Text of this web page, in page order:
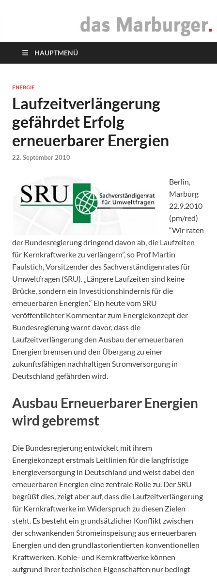
das Marburger.
HAUPTMENÜ
ENERGIE
Laufzeitverlängerung
gefährdet Erfolg
erneuerbarer Energien
22. September 2010
Berlin,
Marburg
22.9.2010
(pm/red)
“Wir raten
der Bundesregierung dringend davon ab, die Laufzeiten
für Kernkraftwerke zu verlängern”, so Prof Martin
Faulstich, Vorsitzender des Sachverständigenrates für
Umweltfragen (SRU). „Längere Laufzeiten sind keine
Brücke, sondern ein Investitionshindernis für die
erneuerbaren Energien.“ Ein heute vom SRU
veröffentlichter Kommentar zum Energiekonzept der
Bundesregierung warnt davor, dass die
Laufzeitverlängerung den Ausbau der erneuerbaren
Energien bremsen und den Übergang zu einer
zukunftsfähigen nachhaltigen Stromversorgung in
Deutschland gefährden wird.
Ausbau Erneuerbarer Energien
wird gebremst
Die Bundesregierung entwickelt mit ihrem
Energiekonzept erstmals Leitlinien für die langfristige
Energieversorgung in Deutschland und weist dabei den
erneuerbaren Energien eine zentrale Rolle zu. Der SRU
begrüßt dies, zeigt aber auf, dass die Laufzeitverlängerung
für Kernkraftwerke im Widerspruch zu diesen Zielen
steht. Es besteht ein grundsätzlicher Konflikt zwischen
der schwankenden Stromeinspeisung aus erneuerbaren
Energien und den grundlastorientierten konventionellen
Kraftwerken. Kohle- und Kernkraftwerke können
aufgrund ihrer technischen Eigenschaften nur bedingt